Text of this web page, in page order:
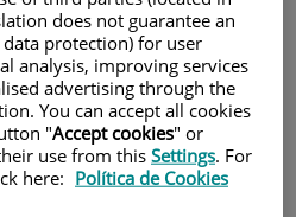
does not guarantee an
protection) for user
analysis, improving services
advertising through the
You can accept all cookies
"Accept cookies" or
use from this Settings. For
here: Política de Cookies